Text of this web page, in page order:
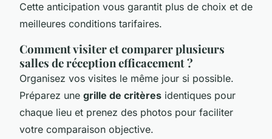
Cette anticipation vous garantit plus de choix et de
meilleures conditions tarifaires.
Comment visiter et comparer plusieurs
salles de réception efficacement ?
Organisez vos visites le même jour si possible.
Préparez une grille de critères identiques pour
chaque lieu et prenez des photos pour faciliter
votre comparaison objective.